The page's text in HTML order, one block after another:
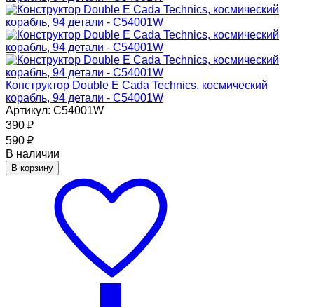
Конструктор Double E Cada Technics, космический
корабль, 94 детали - C54001W
Артикул: C54001W
390 ₽
590 ₽
В наличии
В корзину